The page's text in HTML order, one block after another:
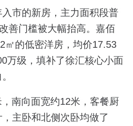
市的新房，主力面积段普
善门槛被大幅抬高。嘉佰
㎡的低密洋房，均价17.53
万级，填补了徐汇核心小面
南向面宽约12米，客餐厨
主卧和北侧次卧均做了